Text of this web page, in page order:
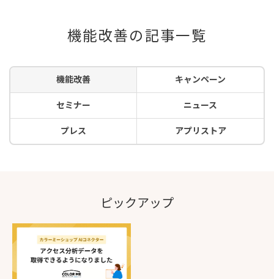
機能改善の記事一覧
機能改善 キャンペーン
セミナー ニュース
プレス アプリストア
ピックアップ